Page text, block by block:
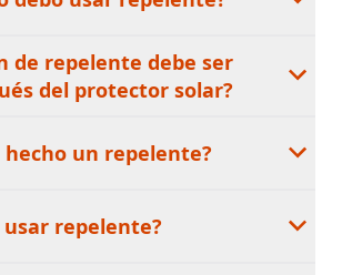
de repelente debe ser
del protector solar?
hecho un repelente?
usar repelente?